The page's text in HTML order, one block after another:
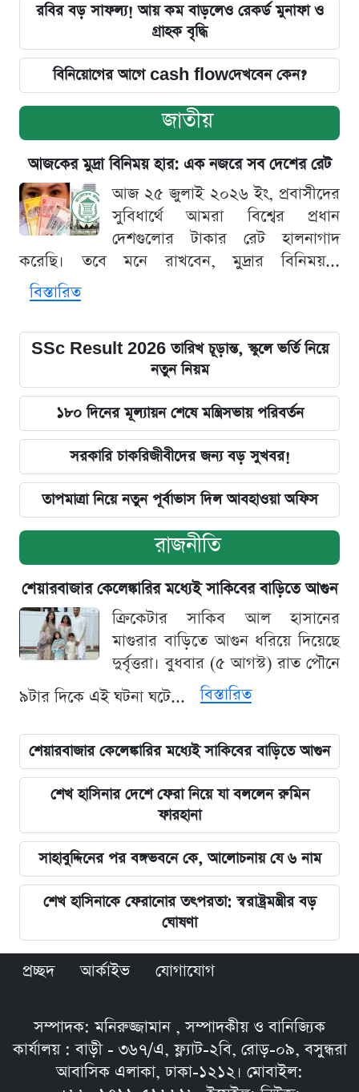
রবির বড় সাফল্য! আয় কম বাড়লেও রেকর্ড মুনাফা ও
গ্রাহক বৃদ্ধি
বিনিয়োগের আগে cash flowদেখবেন কেন?
জাতীয়
আজকের মুদ্রা বিনিময় হার: এক নজরে সব দেশের রেট
আজ ২৫ জুলাই ২০২৬ ইং, প্রবাসীদের
সুবিধার্থে আমরা বিশ্বের প্রধান
দেশগুলোর টাকার রেট হালনাগাদ
করেছি। তবে মনে রাখবেন, মুদ্রার বিনিময়...
বিস্তারিত
SSc Result 2026 তারিখ চূড়ান্ত, স্কুলে ভর্তি নিয়ে
নতুন নিয়ম
১৮০ দিনের মূল্যায়ন শেষে মন্ত্রিসভায় পরিবর্তন
সরকারি চাকরিজীবীদের জন্য বড় সুখবর!
তাপমাত্রা নিয়ে নতুন পূর্বাভাস দিল আবহাওয়া অফিস
রাজনীতি
শেয়ারবাজার কেলেঙ্কারির মধ্যেই সাকিবের বাড়িতে আগুন
ক্রিকেটার সাকিব আল হাসানের
মাগুরার বাড়িতে আগুন ধরিয়ে দিয়েছে
দুর্বৃত্তরা। বুধবার (৫ আগস্ট) রাত পৌনে
৯টার দিকে এই ঘটনা ঘটে...
বিস্তারিত
শেয়ারবাজার কেলেঙ্কারির মধ্যেই সাকিবের বাড়িতে আগুন
শেখ হাসিনার দেশে ফেরা নিয়ে যা বললেন রুমিন
ফারহানা
সাহাবুদ্দিনের পর বঙ্গভবনে কে, আলোচনায় যে ৬ নাম
শেখ হাসিনাকে ফেরানোর তৎপরতা: স্বরাষ্ট্রমন্ত্রীর বড়
ঘোষণা
প্রচ্ছদ আর্কাইভ যোগাযোগ
সম্পাদক: মনিরুজ্জামান , সম্পাদকীয় ও বানিজ্যিক
কার্যালয় : বাড়ী - ৩৬৭/এ, ফ্ল্যাট-২বি, রোড়-০৯, বসুন্ধরা
আবাসিক এলাকা, ঢাকা-১২১২। মোবাইল: